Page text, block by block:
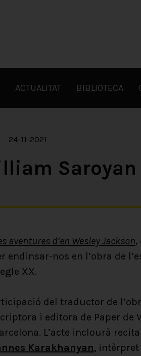
ACTUALITAT BIBLIOTECA
24-11-2021
Saroyan
aventures d’en Wesley Jackson,
endinsar-nos en l’obra de
XX.
del traductor de
i editora de Paper de
L’acte inclourà
Karakhanyan,